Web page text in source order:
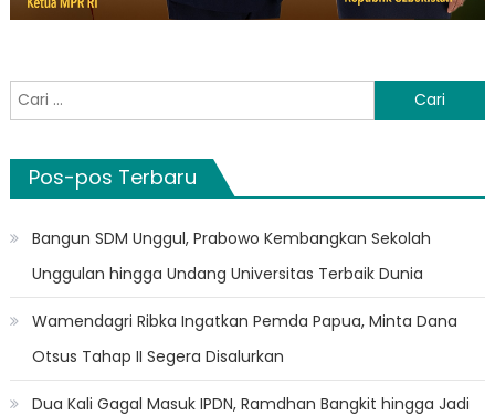
Cari
untuk:
Pos-pos Terbaru
Bangun SDM Unggul, Prabowo Kembangkan Sekolah
Unggulan hingga Undang Universitas Terbaik Dunia
Wamendagri Ribka Ingatkan Pemda Papua, Minta Dana
Otsus Tahap II Segera Disalurkan
Dua Kali Gagal Masuk IPDN, Ramdhan Bangkit hingga Jadi